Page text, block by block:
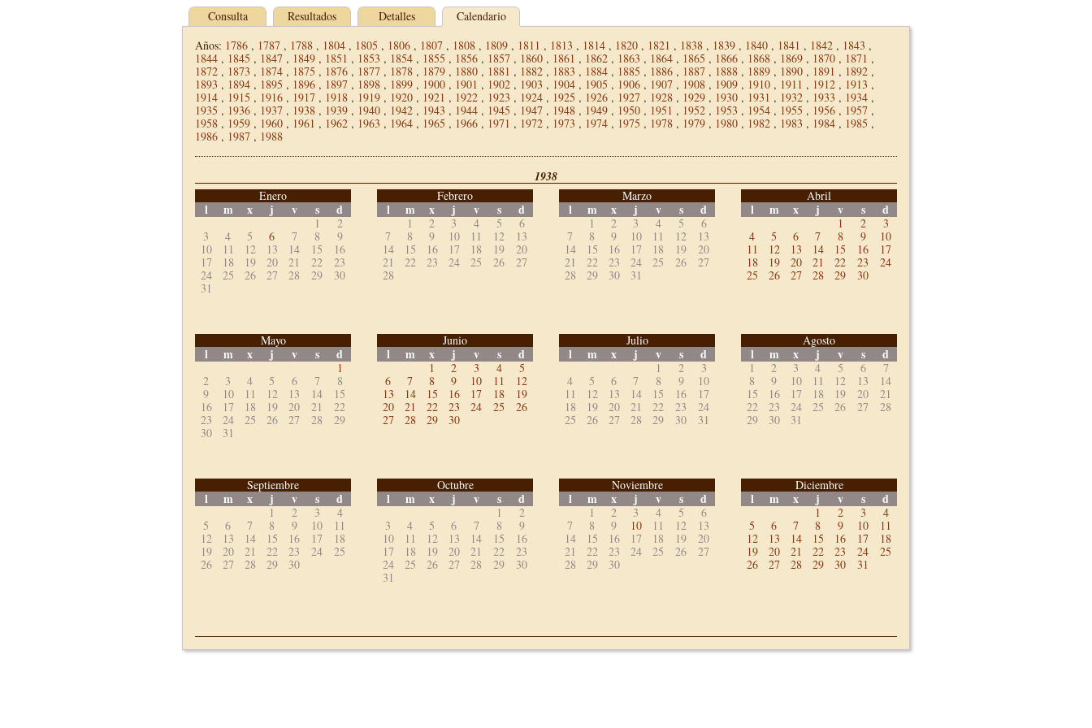
Consulta Resultados Detalles
Calendario
Años: 1786 , 1787 , 1788 , 1804 , 1805 , 1806 , 1807 , 1808 , 1809 , 1811 , 1813 , 1814 , 1820 , 1821 , 1838 , 1839 , 1840 , 1841 , 1842 , 1843 ,
1844 , 1845 , 1847 , 1849 , 1851 , 1853 , 1854 , 1855 , 1856 , 1857 , 1860 , 1861 , 1862 , 1863 , 1864 , 1865 , 1866 , 1868 , 1869 , 1870 , 1871 ,
1872 , 1873 , 1874 , 1875 , 1876 , 1877 , 1878 , 1879 , 1880 , 1881 , 1882 , 1883 , 1884 , 1885 , 1886 , 1887 , 1888 , 1889 , 1890 , 1891 , 1892 ,
1893 , 1894 , 1895 , 1896 , 1897 , 1898 , 1899 , 1900 , 1901 , 1902 , 1903 , 1904 , 1905 , 1906 , 1907 , 1908 , 1909 , 1910 , 1911 , 1912 , 1913 ,
1914 , 1915 , 1916 , 1917 , 1918 , 1919 , 1920 , 1921 , 1922 , 1923 , 1924 , 1925 , 1926 , 1927 , 1928 , 1929 , 1930 , 1931 , 1932 , 1933 , 1934 ,
1935 , 1936 , 1937 , 1938 , 1939 , 1940 , 1942 , 1943 , 1944 , 1945 , 1947 , 1948 , 1949 , 1950 , 1951 , 1952 , 1953 , 1954 , 1955 , 1956 , 1957 ,
1958 , 1959 , 1960 , 1961 , 1962 , 1963 , 1964 , 1965 , 1966 , 1971 , 1972 , 1973 , 1974 , 1975 , 1978 , 1979 , 1980 , 1982 , 1983 , 1984 , 1985 ,
1986 , 1987 , 1988
1938
Enero
l m x j v s d
1
2
3
4 5 6 7 8
9
10
11 12 13 14 15
16
17
18 19 20 21 22
23
24
25 26 27 28 29
30
31
Febrero
l m x j v s d
1 2 3 4 5
6
7
8 9 10 11 12
13
14
15 16 17 18 19
20
21
22 23 24 25 26
27
28
Marzo
l m x j v s d
1 2 3 4 5
6
7
8 9 10 11 12
13
14
15 16 17 18 19
20
21
22 23 24 25 26
27
28
29 30 31
Abril
l m x j v s d
1 2
3
4
5 6 7 8 9
10
11
12 13 14 15 16
17
18
19 20 21 22 23
24
25
26 27 28 29 30
Mayo
l m x j v s d
1
2
3 4 5 6 7
8
9
10 11 12 13 14
15
16
17 18 19 20 21
22
23
24 25 26 27 28
29
30
31
Junio
l m x j v s d
1 2 3 4
5
6
7 8 9 10 11
12
13
14 15 16 17 18
19
20
21 22 23 24 25
26
27
28 29 30
Julio
l m x j v s d
1 2
3
4
5 6 7 8 9
10
11
12 13 14 15 16
17
18
19 20 21 22 23
24
25
26 27 28 29 30 31
Agosto
l m x j v s d
1 2 3 4 5 6
7
8
9 10 11 12 13
14
15
16 17 18 19 20
21
22
23 24 25 26 27
28
29
30 31
Septiembre
l m x j v s d
1 2 3
4
5
6 7 8 9 10
11
12
13 14 15 16 17
18
19
20 21 22 23 24
25
26
27 28 29 30
Octubre
l m x j v s d
1
2
3
4 5 6 7 8
9
10
11 12 13 14 15
16
17
18 19 20 21 22
23
24
25 26 27 28 29
30
31
Noviembre
l m x j v s d
1 2 3 4 5
6
7
8 9 10 11 12
13
14
15 16 17 18 19
20
21
22 23 24 25 26
27
28
29 30
Diciembre
l m x j v s d
1 2 3
4
5
6 7 8 9 10
11
12
13 14 15 16 17
18
19
20 21 22 23 24
25
26
27 28 29 30 31